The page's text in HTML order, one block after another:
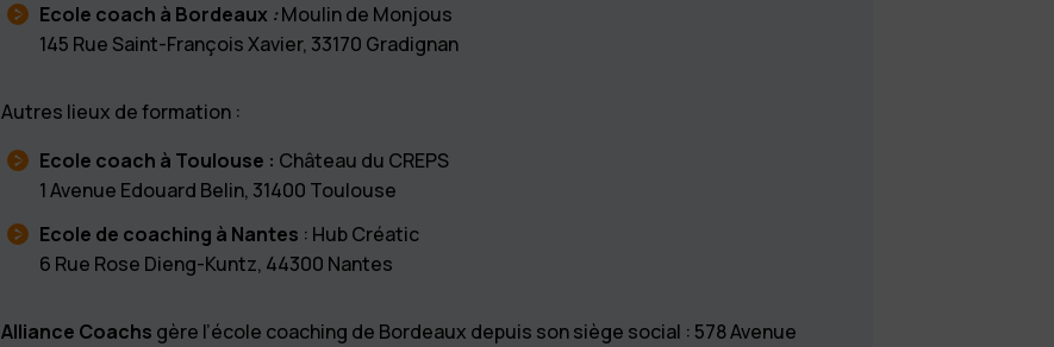
Ecole coach à Bordeaux :Moulin de Monjous
145 Rue Saint-François Xavier, 33170 Gradignan
Autres lieux de formation :
Ecole coach à Toulouse : Château du CREPS
1 Avenue Edouard Belin, 31400 Toulouse
Ecole de coaching à Nantes : Hub Créatic
6 Rue Rose Dieng-Kuntz, 44300 Nantes
Alliance Coachs gère l’école coaching de Bordeaux depuis son siège social : 578 Avenue